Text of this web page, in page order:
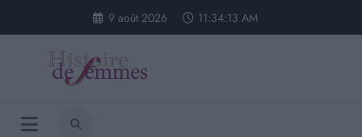
contenu
9 août 2026 11:34:13 AM